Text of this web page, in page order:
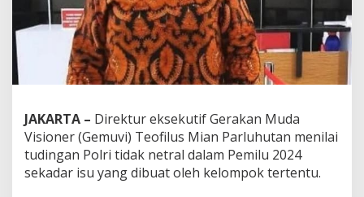
JAKARTA – Direktur eksekutif Gerakan Muda
Visioner (Gemuvi) Teofilus Mian Parluhutan menilai
tudingan Polri tidak netral dalam Pemilu 2024
sekadar isu yang dibuat oleh kelompok tertentu.